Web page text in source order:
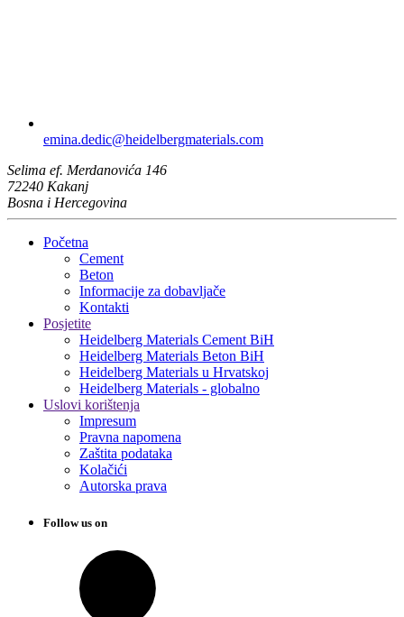
emina.dedic​@heidelbergmaterials.com
Selima ef. Merdanovića 146
72240 Kakanj
Bosna i Hercegovina
Početna
Cement
Beton
Informacije za dobavljače
Kontakti
Posjetite
Heidelberg Materials Cement BiH
Heidelberg Materials Beton BiH
Heidelberg Materials u Hrvatskoj
Heidelberg Materials - globalno
Uslovi korištenja
Impresum
Pravna napomena
Zaštita podataka
Kolačići
Autorska prava
Follow us on